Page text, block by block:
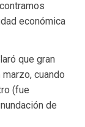
económica
que gran
cuando
(fue
de